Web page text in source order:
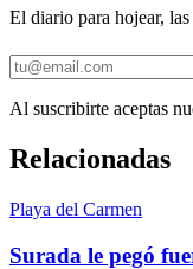
El diario para hojear,
Al suscribirte aceptas
Relacionadas
Playa del Carmen
Surada le pegó